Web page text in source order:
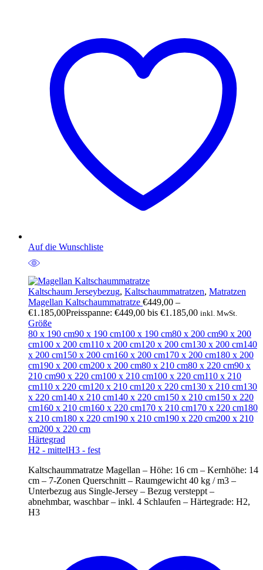
Auf die Wunschliste
Kaltschaum Jerseybezug, Kaltschaummatratzen, Matratzen
Magellan Kaltschaummatratze €449,00 –
€1.185,00Preisspanne: €449,00 bis €1.185,00 inkl. MwSt.
Größe
80 x 190 cm90 x 190 cm100 x 190 cm80 x 200 cm90 x 200
cm100 x 200 cm110 x 200 cm120 x 200 cm130 x 200 cm140
x 200 cm150 x 200 cm160 x 200 cm170 x 200 cm180 x 200
cm190 x 200 cm200 x 200 cm80 x 210 cm80 x 220 cm90 x
210 cm90 x 220 cm100 x 210 cm100 x 220 cm110 x 210
cm110 x 220 cm120 x 210 cm120 x 220 cm130 x 210 cm130
x 220 cm140 x 210 cm140 x 220 cm150 x 210 cm150 x 220
cm160 x 210 cm160 x 220 cm170 x 210 cm170 x 220 cm180
x 210 cm180 x 220 cm190 x 210 cm190 x 220 cm200 x 210
cm200 x 220 cm
Härtegrad
H2 - mittelH3 - fest
Kaltschaummatratze Magellan – Höhe: 16 cm – Kernhöhe: 14
cm – 7-Zonen Querschnitt – Raumgewicht 40 kg / m3 –
Unterbezug aus Single-Jersey – Bezug versteppt –
abnehmbar, waschbar – inkl. 4 Schlaufen – Härtegrade: H2,
H3